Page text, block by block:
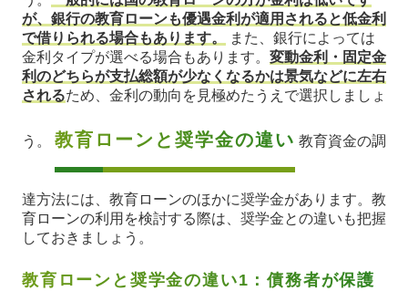
が、銀行の教育ローンも優遇金利が適用されると低金利
で借りられる場合もあります。
また、銀行によっては
金利タイプが選べる場合もあります。 変動金利・固定金
利のどちらが支払総額が少なくなるかは景気などに左右
されるため、金利の動向を見極めたうえで選択しましょ
う。 教育ローンと奨学金の違い 教育資金の調
達方法には、教育ローンのほかに奨学金があります。教
育ローンの利用を検討する際は、奨学金との違いも把握
しておきましょう。
教育ローンと奨学金の違い1：債務者が保護